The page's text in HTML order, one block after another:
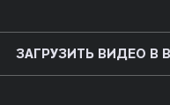
ЗАГРУЗИТЬ ВИДЕО В